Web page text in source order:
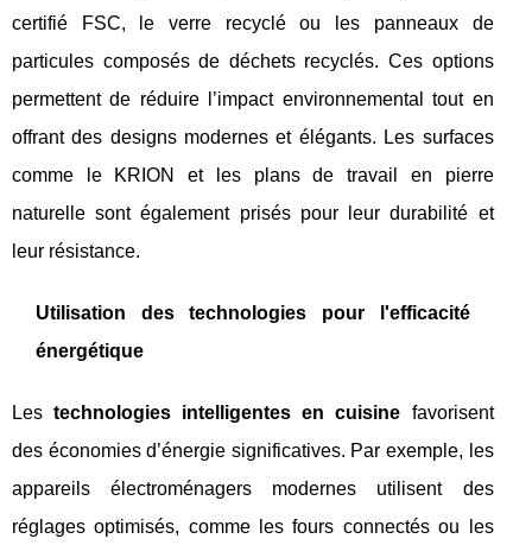
certifié FSC, le verre recyclé ou les panneaux de
particules composés de déchets recyclés. Ces options
permettent de réduire l’impact environnemental tout en
offrant des designs modernes et élégants. Les surfaces
comme le KRION et les plans de travail en pierre
naturelle sont également prisés pour leur durabilité et
leur résistance.
Utilisation des technologies pour l'efficacité
énergétique
Lestechnologies intelligentes en cuisine favorisent
des économies d’énergie significatives. Par exemple, les
appareils électroménagers modernes utilisent des
réglages optimisés, comme les fours connectés ou les